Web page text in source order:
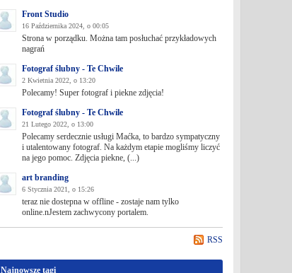
Front Studio
16 Października 2024, o 00:05
Strona w porządku. Można tam posłuchać przykładowych
nagrań
Fotograf ślubny - Te Chwile
2 Kwietnia 2022, o 13:20
Polecamy! Super fotograf i piekne zdjęcia!
Fotograf ślubny - Te Chwile
21 Lutego 2022, o 13:00
Polecamy serdecznie usługi Maćka, to bardzo sympatyczny
i utalentowany fotograf. Na każdym etapie mogliśmy liczyć
na jego pomoc. Zdjęcia piekne, (...)
art branding
6 Stycznia 2021, o 15:26
teraz nie dostepna w offline - zostaje nam tylko
online.nJestem zachwycony portalem.
RSS
Najnowsze tagi